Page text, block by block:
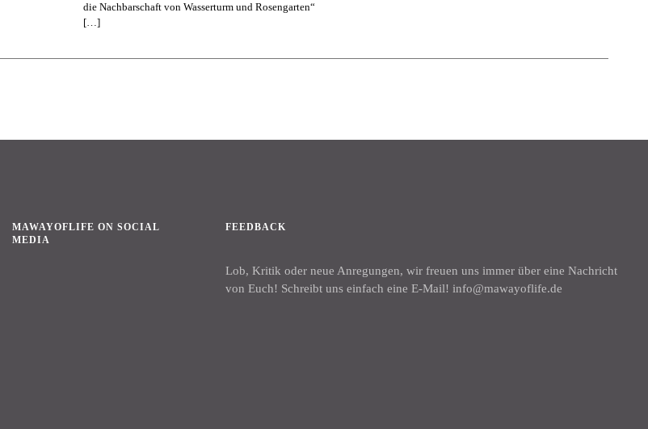
die Nachbarschaft von Wasserturm und Rosengarten“
[…]
MAWAYOFLIFE ON SOCIAL
MEDIA
FEEDBACK
Lob, Kritik oder neue Anregungen, wir freuen uns immer über eine Nachricht
von Euch! Schreibt uns einfach eine E-Mail! info@mawayoflife.de